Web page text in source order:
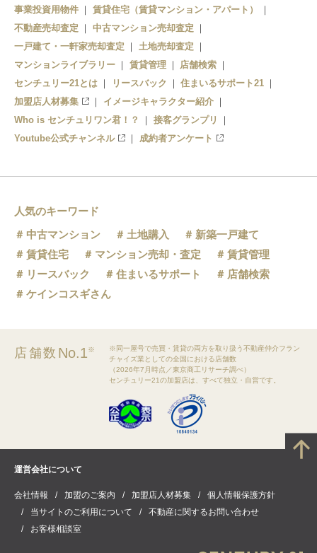
事業投資用物件
賃貸住宅（賃貸マンション・アパート）
不動産売却査定
中古マンション売却査定
一戸建て・一軒家売却査定
土地売却査定
マンションライブラリー
賃貸管理
店舗検索
センチュリー21とは
リースバック
住まいるサポート21
加盟店人材募集
イメージキャラクター紹介
Who is センチュリワン君！？
接客グランプリ
Youtube公式チャンネル
成約者アンケート
人気のキーワード
中古マンション
土地購入
新築一戸建て
賃貸住宅
マンション売却・査定
賃貸管理
リースバック
住まいるサポート
店舗検索
ケインコスギさん
店舗数 No.1※
※同一屋号で売買・賃貸の両方を取り扱う不動産仲介フラン
チャイズ業としての全国における店舗数
（2026年7月時点／東京商工リサーチ調べ）
センチュリー21の加盟店は、すべて独立・自営です。
運営会社について
会社情報 加盟のご案内 加盟店人材募集
個人情報保護方針
当サイトのご利用について
不動産に関するお問い合わせ
お客様相談室